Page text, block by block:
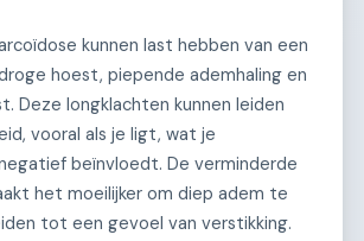
kunnen last hebben van een
hoest, piepende ademhaling en
Deze longklachten kunnen leiden
vooral als je ligt, wat je
beïnvloedt. De verminderde
het moeilijker om diep adem te
tot een gevoel van verstikking.